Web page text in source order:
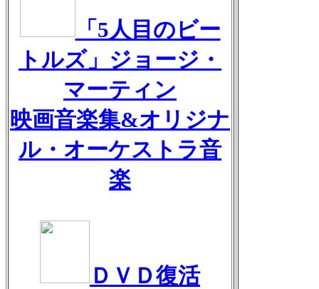
「5人目のビー
トルズ」ジョージ・
マーティン
映画音楽集&オリジナ
ル・オーケストラ音
楽
ＤＶＤ復活